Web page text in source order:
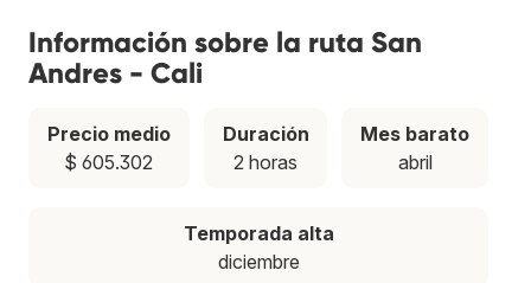
Información sobre la ruta San
Andres - Cali
Precio medio
$ 605.302
Duración
2 horas
Mes barato
abril
Temporada alta
diciembre